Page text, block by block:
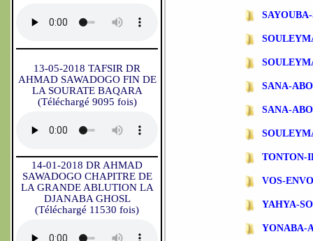
13-05-2018 TAFSIR DR
AHMAD SAWADOGO FIN DE
LA SOURATE BAQARA
(Téléchargé 9095 fois)
14-01-2018 DR AHMAD
SAWADOGO CHAPITRE DE
LA GRANDE ABLUTION LA
DJANABA GHOSL
(Téléchargé 11530 fois)
SANA-
SANA-
TONTON-
VOS-
YAHYA-
YONABA-